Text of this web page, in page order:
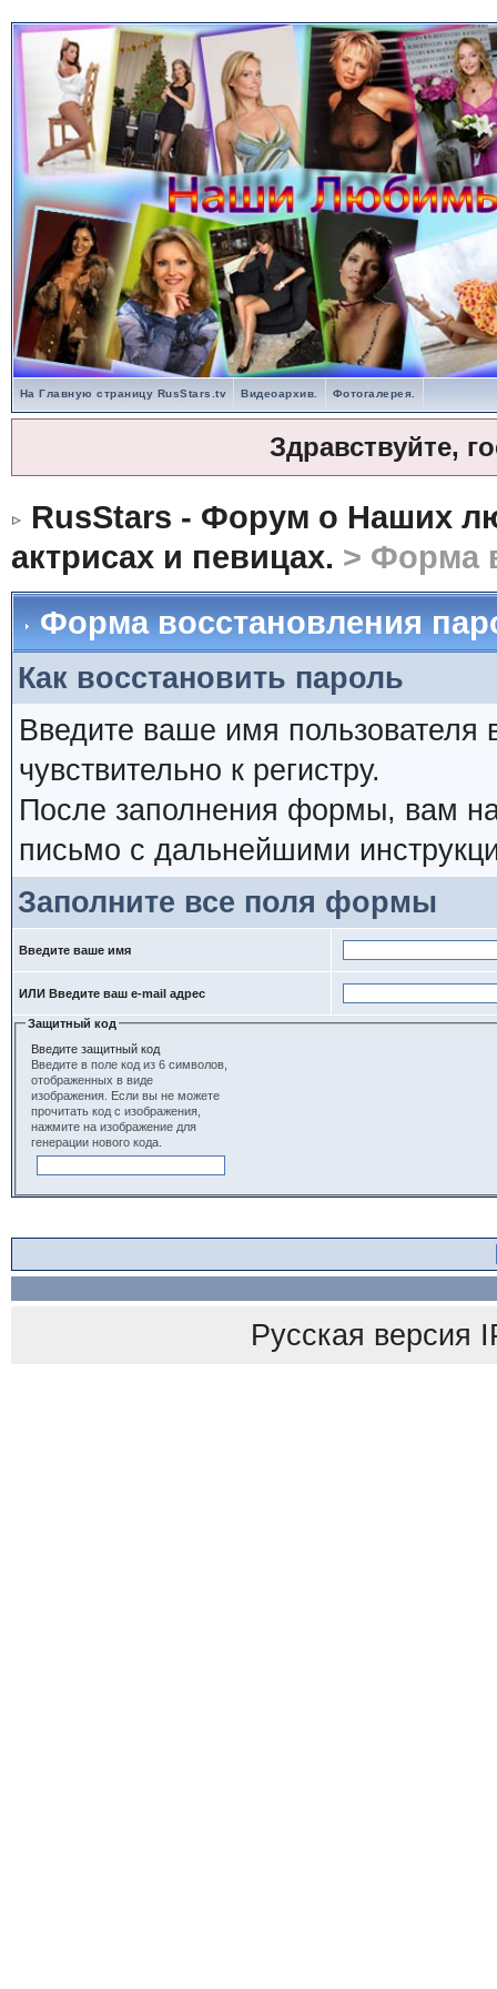
На Главную страницу RusStars.tv Видеоархив. Фотогалерея.
Здравствуйте,
RusStars - Форум о Наших
актрисах и певицах. > Форма
Форма восстановления
Как восстановить пароль
Введите ваше имя
чувствительно к регистру.
После заполнения формы, вам на
письмо с дальнейшими
Заполните все поля формы
Введите ваше имя
ИЛИ Введите ваш e-mail адрес
Защитный код
Введите защитный код
Введите в поле код из 6 символов,
отображенных в виде
изображения. Если вы не можете
прочитать код с изображения,
нажмите на изображение для
генерации нового кода.
Русская версия